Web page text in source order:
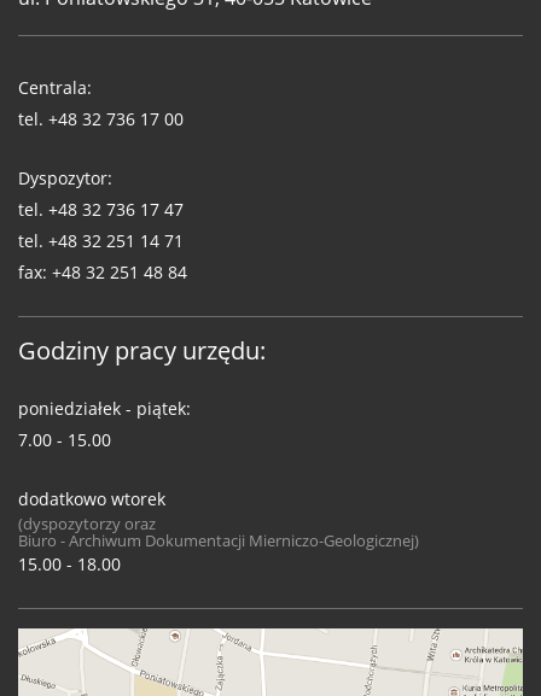
WUG
Centrala:
tel. +48 32 736 17 00
Dyspozytor:
tel. +48 32 736 17 47
tel. +48 32 251 14 71
fax: +48 32 251 48 84
Godziny pracy urzędu:
poniedziałek - piątek:
7.00 - 15.00
dodatkowo wtorek
(dyspozytorzy oraz
Biuro - Archiwum Dokumentacji Mierniczo-Geologicznej)
15.00 - 18.00